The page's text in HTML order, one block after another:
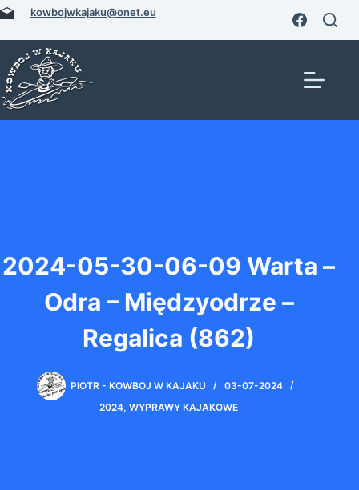
Przejdź
treści
kowbojwkajaku@onet.eu
2024-05-30-06-09 Warta –
Odra – Międzyodrze –
Regalica (862)
PIOTR - KOWBOJ W KAJAKU
03-07-2024
2024,WYPRAWY KAJAKOWE